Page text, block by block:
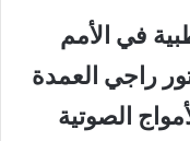
في الأمم
راجي العمدة
الصوتية